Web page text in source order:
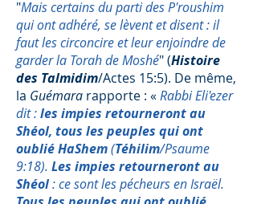
"Mais certains du parti des P'roushim
qui ont adhéré, se lèvent et disent : il
faut les circoncire et leur enjoindre de
garder la Torah de Moshé" (Histoire
des Talmidim/Actes 15:5). De même,
la Guémara rapporte : «Rabbi Eli'ezer
dit :les impies retourneront au
Shéol, tous les peuples qui ont
oublié HaShem(Téhilim/Psaume
9:18). Les impies retourneront au
Shéol: ce sont les pécheurs en Israël.